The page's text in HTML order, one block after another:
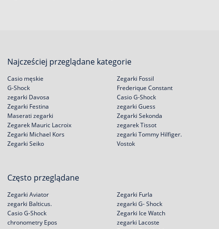
Najcześciej przeglądane kategorie
Casio męskie
G-Shock
zegarki Davosa
Zegarki Festina
Zegarki Fossil
Frederique Constant
Casio G-Shock
zegarki Guess
Maserati zegarki
Zegarek Mauric Lacroix
Zegarki Michael Kors
Zegarki Seiko
Zegarki Sekonda
zegarek Tissot
zegarki Tommy Hilfiger.
Vostok
Często przeglądane
Zegarki Aviator
zegarki Balticus.
Casio G-Shock
chronometry Epos
Zegarki Furla
zegarki G- Shock
Zegarki Ice Watch
zegarki Lacoste